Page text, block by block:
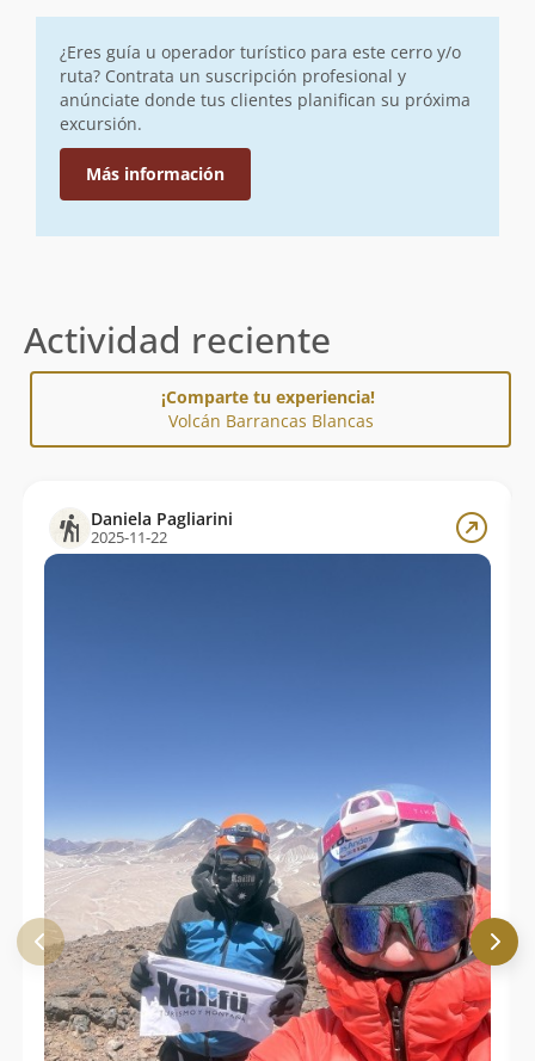
¿Eres guía u operador turístico para este cerro y/o
ruta? Contrata un suscripción profesional y
anúnciate donde tus clientes planifican su próxima
excursión.
Más información
Actividad reciente
¡Comparte tu experiencia!
Volcán Barrancas Blancas
Daniela Pagliarini
2025-11-22